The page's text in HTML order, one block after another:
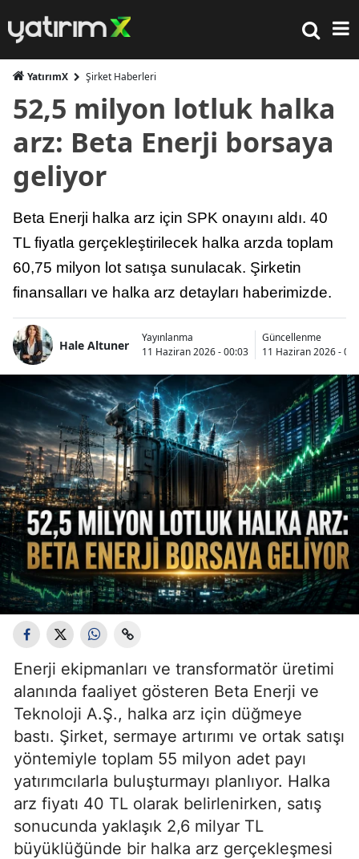
YatırımX Şirket Haberleri
52,5 milyon lotluk halka
arz: Beta Enerji borsaya
geliyor
Beta Enerji halka arz için SPK onayını aldı. 40
TL fiyatla gerçekleştirilecek halka arzda toplam
60,75 milyon lot satışa sunulacak. Şirketin
finansalları ve halka arz detayları haberimizde.
Hale Altuner
Yayınlanma
11 Haziran 2026 - 00:03
Güncellenme
11 Haziran 2026 -
Enerji ekipmanları ve transformatör üretimi
alanında faaliyet gösteren Beta Enerji ve
Teknoloji A.Ş., halka arz için düğmeye
bastı. Şirket, sermaye artırımı ve ortak satışı
yöntemiyle toplam 55 milyon adet payı
yatırımcılarla buluşturmayı planlıyor. Halka
arz fiyatı 40 TL olarak belirlenirken, satış
sonucunda yaklaşık 2,6 milyar TL
büyüklüğünde bir halka arz gerçekleşmesi